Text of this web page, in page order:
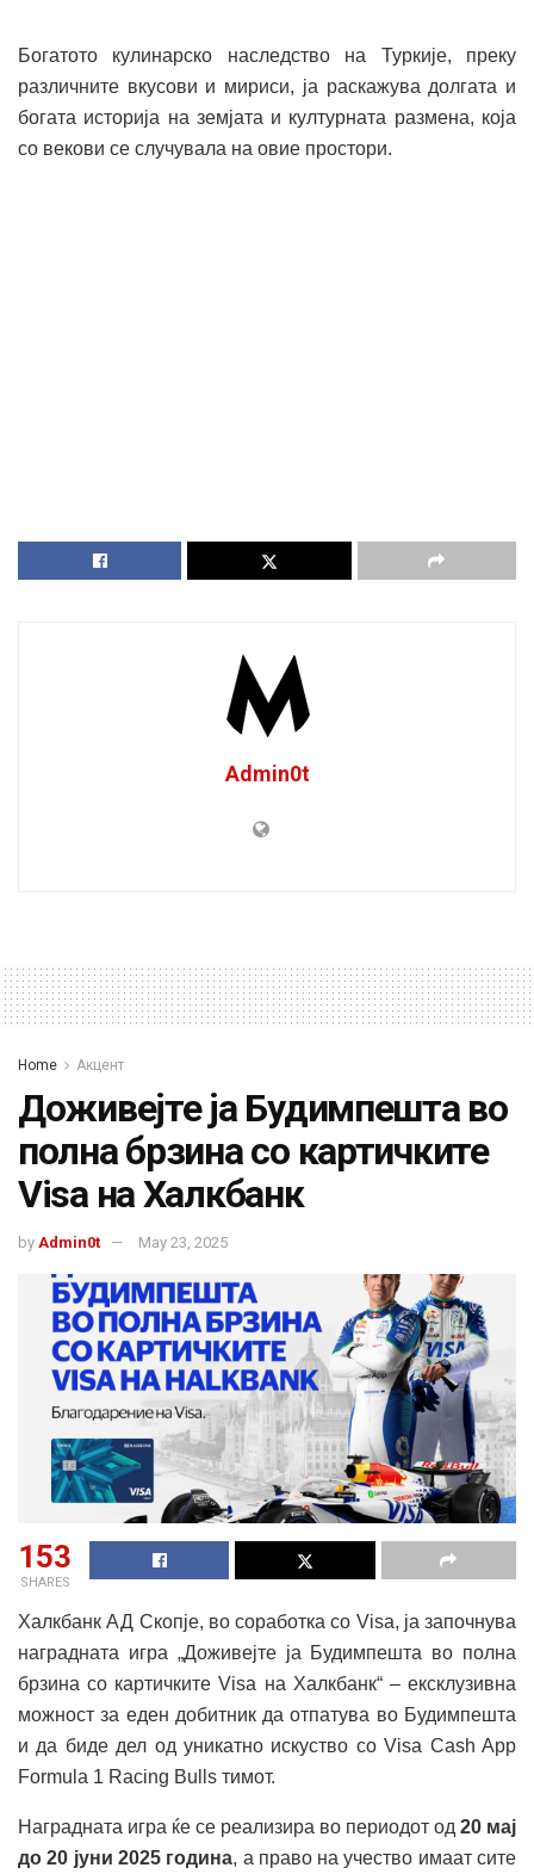
Богатото кулинарско наследство на Туркије, преку
различните вкусови и мириси, ја раскажува долгата и
богата историја на земјата и културната размена, која
со векови се случувала на овие простори.
Admin0t
Home Акцент
Доживејте ја Будимпешта во
полна брзина со картичките
Visa на Халкбанк
by Admin0t May 23, 2025
153
SHARES
Халкбанк АД Скопје, во соработка со Visa, ја започнува
наградната игра „Доживејте ја Будимпешта во полна
брзина со картичките Visa на Халкбанк“ – ексклузивна
можност за еден добитник да отпатува во Будимпешта
и да биде дел од уникатно искуство со Visa Cash App
Formula 1 Racing Bulls тимот.
Наградната игра ќе се реализира во периодот од 20 мај
до 20 јуни 2025 година, а право на учество имаат сите